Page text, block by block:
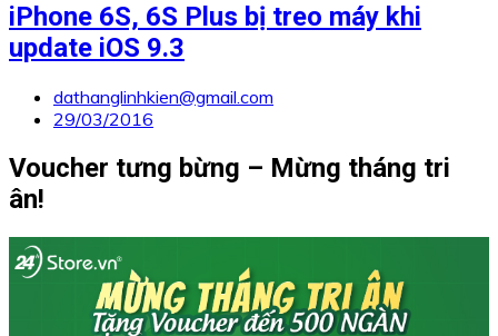
iPhone 6S, 6S Plus bị treo máy khi
update iOS 9.3
dathanglinhkien@gmail.com
29/03/2016
Voucher tưng bừng – Mừng tháng tri
ân!